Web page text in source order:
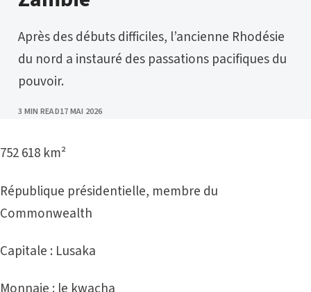
Après des débuts difficiles, l’ancienne Rhodésie
du nord a instauré des passations pacifiques du
pouvoir.
3 MIN READPUBLISHED
17 MAI 2026
752 618 km²
République présidentielle, membre du
Commonwealth
Capitale : Lusaka